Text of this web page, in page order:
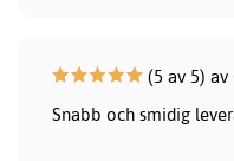
(5 av 5) av
Snabb och smidig